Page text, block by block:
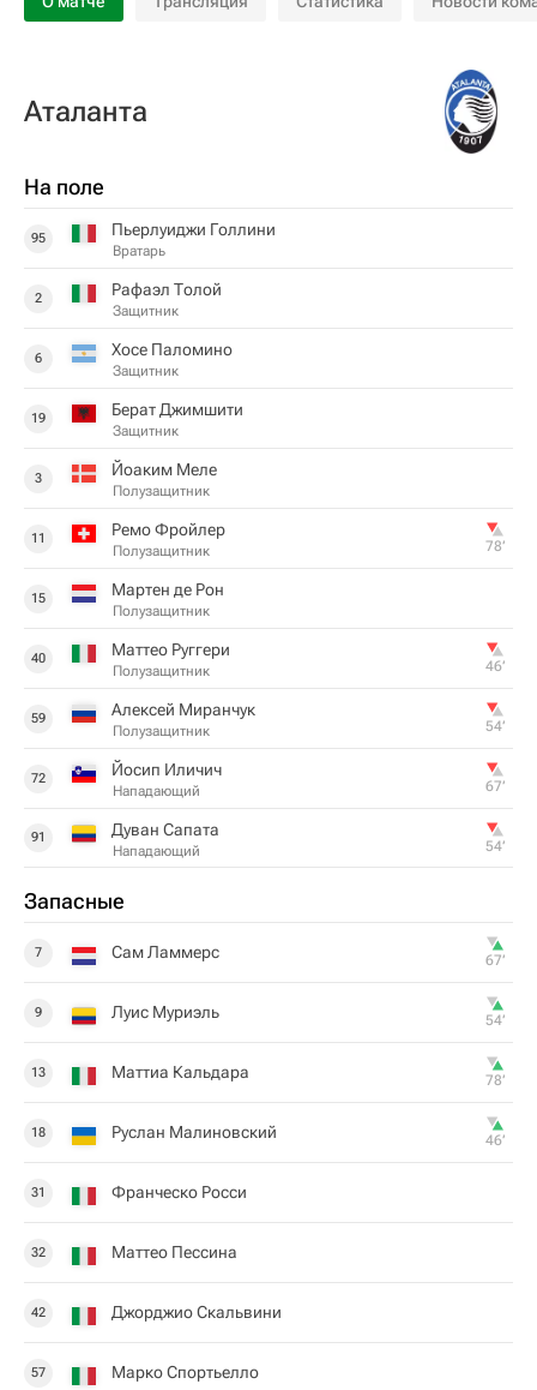
Аталанта
На поле
95 Пьерлуиджи Голлини
Вратарь
2 Рафаэл Толой
Защитник
6 Хосе Паломино
Защитник
19 Берат Джимшити
Защитник
3 Йоаким Меле
Полузащитник
11 Ремо Фройлер
Полузащитник 78‎’‎
15 Мартен де Рон
Полузащитник
40 Маттео Руггери
Полузащитник 46‎’‎
59 Алексей Миранчук
Полузащитник 54‎’‎
72 Йосип Иличич
Нападающий 67‎’‎
91 Дуван Сапата
Нападающий 54‎’‎
Запасные
7 Сам Ламмерс 67‎’‎
9 Луис Муриэль 54‎’‎
13 Маттиа Кальдара 78‎’‎
18 Руслан Малиновский 46‎’‎
31 Франческо Росси
32 Маттео Пессина
42 Джорджио Скальвини
57 Марко Спортьелло